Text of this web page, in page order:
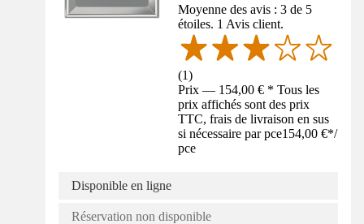
Moyenne des avis : 3 de 5
étoiles. 1 Avis client.
(1)
Prix — 154,00 € * Tous les
prix affichés sont des prix
TTC, frais de livraison en sus
si nécessaire par pce154,00 €*/
pce
Disponible en ligne
Réservation non disponible